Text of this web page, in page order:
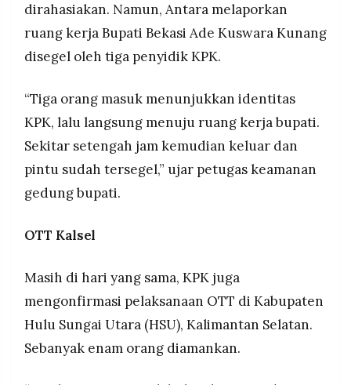
dirahasiakan. Namun, Antara melaporkan
ruang kerja Bupati Bekasi Ade Kuswara Kunang
disegel oleh tiga penyidik KPK.
“Tiga orang masuk menunjukkan identitas
KPK, lalu langsung menuju ruang kerja bupati.
Sekitar setengah jam kemudian keluar dan
pintu sudah tersegel,” ujar petugas keamanan
gedung bupati.
OTT Kalsel
Masih di hari yang sama, KPK juga
mengonfirmasi pelaksanaan OTT di Kabupaten
Hulu Sungai Utara (HSU), Kalimantan Selatan.
Sebanyak enam orang diamankan.